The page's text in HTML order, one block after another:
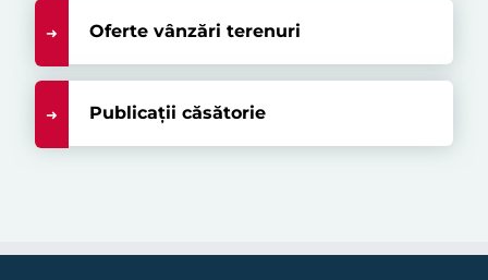
Oferte vânzări terenuri
Publicații căsătorie